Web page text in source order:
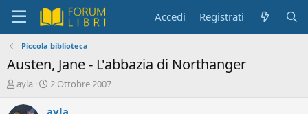
Accedi Registrati
Piccola biblioteca
Austen, Jane - L'abbazia di Northanger
C
e
ayla
D
t
2 Ottobre 2007
ayla